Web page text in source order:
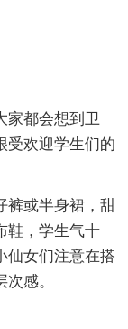
家都会想到卫
受欢迎学生们的
裤或半身裙，甜
鞋，学生气十
仙女们注意在搭
感。